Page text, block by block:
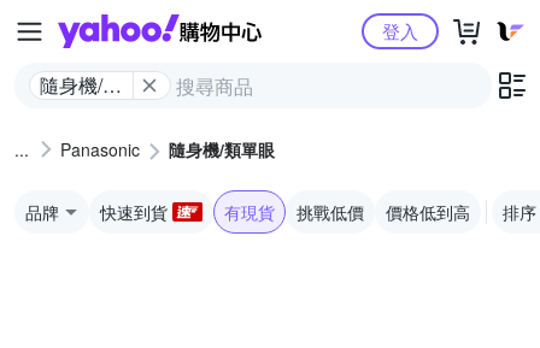
Yahoo購物中心
隨身機/類
登入
Panasonic 隨身機/類單眼
品牌 快速到貨 有現貨 挑戰低價 價格低到高 排序